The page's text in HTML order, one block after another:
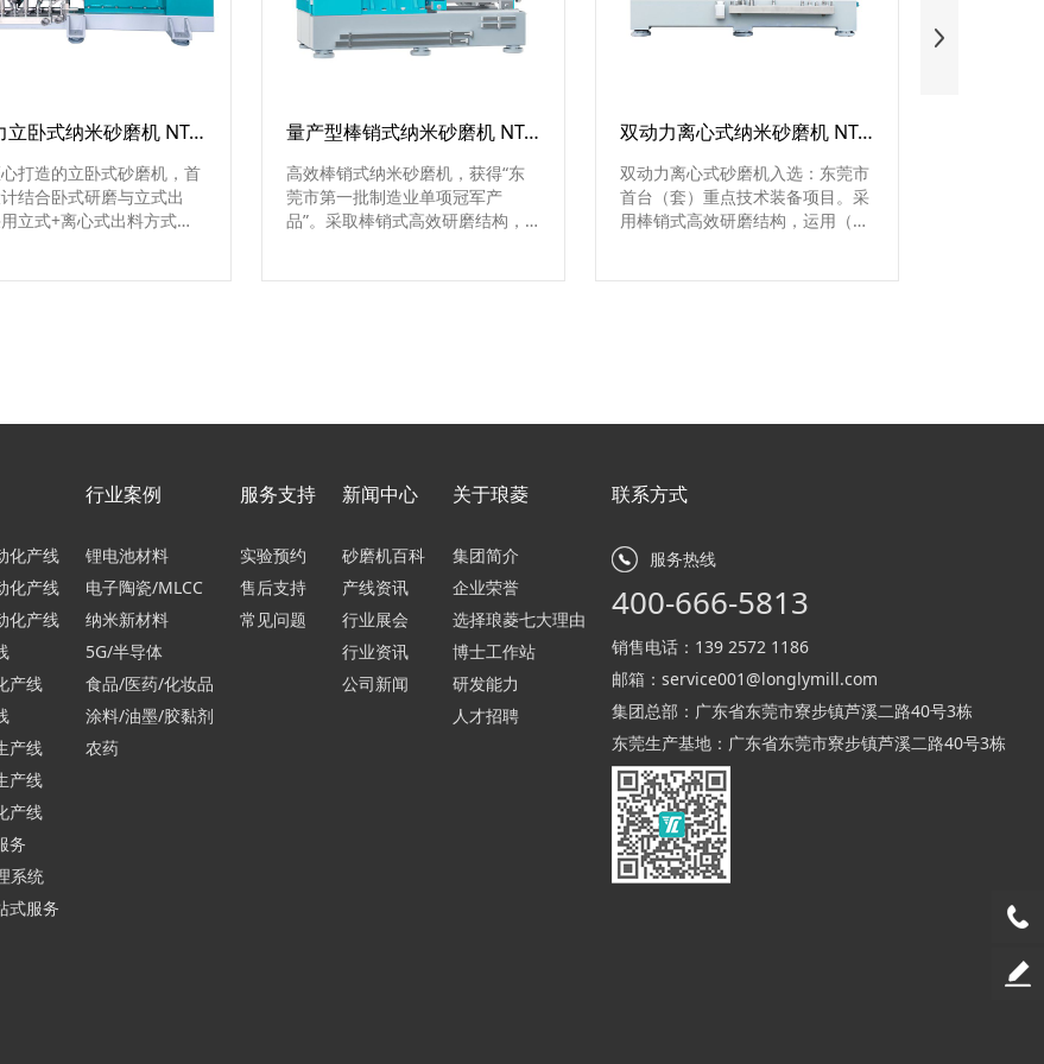
双动力立卧式纳米砂磨机 NT-VE系列
打造的立卧式砂磨机，首
结合卧式研磨与立式出
立式+离心式出料方式，
量产型棒销式纳米砂磨机 NT-V系列
高效棒销式纳米砂磨机，获得“东
莞市第一批制造业单项冠军产
品”。采取棒销式高效研磨结构，
双动力离心式纳米砂磨机 NT-VS系列
双动力离心式砂磨机入选：东莞市
首台（套）重点技术装备项目。采
用棒销式高效研磨结构，运用（无
化产线
化产线
化产线
产线
产线
产线
产线
务
系统
式服务
行业案例
锂电池材料
电子陶瓷/MLCC
纳米新材料
5G/半导体
食品/医药/化妆品
涂料/油墨/胶黏剂
农药
服务支持
实验预约
售后支持
常见问题
新闻中心
砂磨机百科
产线资讯
行业展会
行业资讯
公司新闻
关于琅菱
集团简介
企业荣誉
选择琅菱七大理由
博士工作站
研发能力
人才招聘
联系方式
服务热线
400-666-5813
销售电话： 139 2572 1186
邮箱： service001@longlymill.com
集团总部：广东省东莞市寮步镇芦溪二路40号3栋
东莞生产基地：广东省东莞市寮步镇芦溪二路40号3栋